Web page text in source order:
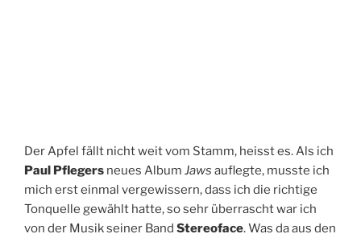
Der Apfel fällt nicht weit vom Stamm, heisst es. Als ich
Paul Pflegers neues Album Jaws auflegte, musste ich
mich erst einmal vergewissern, dass ich die richtige
Tonquelle gewählt hatte, so sehr überrascht war ich
von der Musik seiner Band Stereoface. Was da aus den